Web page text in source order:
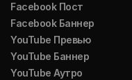
Facebook Пост
Facebook Баннер
YouTube Превью
YouTube Баннер
YouTube Аутро